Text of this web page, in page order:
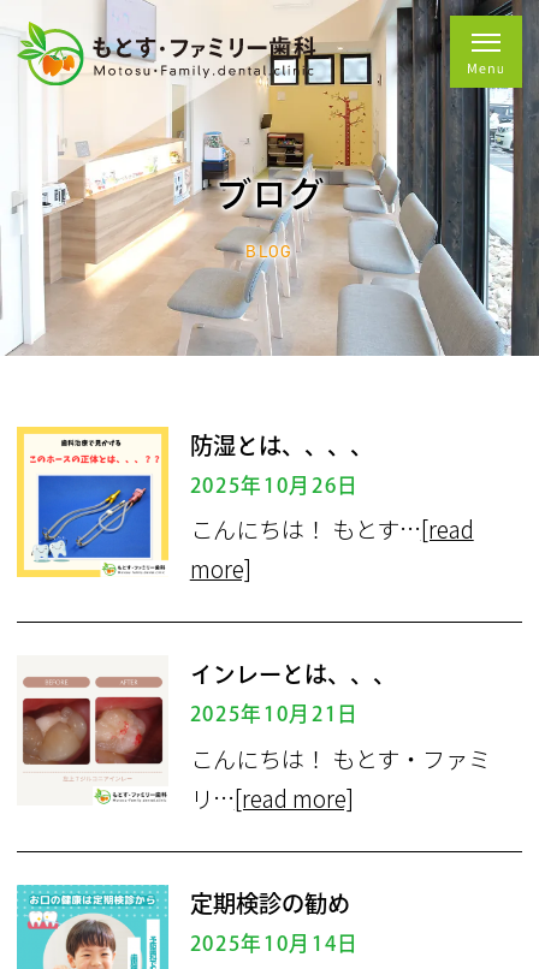
ブログ
BLOG
防湿とは、、、、
2025年10月26日
こんにちは！ もとす…[read
more]
インレーとは、、、
2025年10月21日
こんにちは！ もとす・ファミ
リ…[read more]
定期検診の勧め
2025年10月14日